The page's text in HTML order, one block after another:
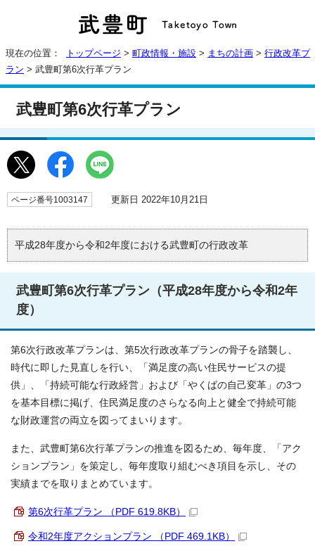
現在の位置： トップページ > 町政情報・施設 > まちの計画 > 行政改革プ
ラン > 武豊町第6次行革プラン
武豊町第6次行革プラン
ページ番号1003147 更新日 2022年10月21日
平成28年度から令和2年度における武豊町の行政改革
武豊町第6次行革プラン（平成28年度から令和2年
度）
第6次行政改革プランは、第5次行政改革プランの骨子を踏襲し、
時代に即した見直しを行い、「満足度の高い住民サービスの提
供」、「持続可能な行政経営」および「やくばの自己変革」の3つ
を基本目標に掲げ、住民満足度のさらなる向上と健全で持続可能
な財政運営の両立を図ってまいります。
また、武豊町第6次行革プランの推進を図るため、毎年度、「アク
ションプラン」を策定し、毎年度取り組むべき項目を示し、その
実績までを取りまとめています。
第6次行革プラン （PDF 619.8KB）
令和2年度アクションプラン （PDF 469.1KB）